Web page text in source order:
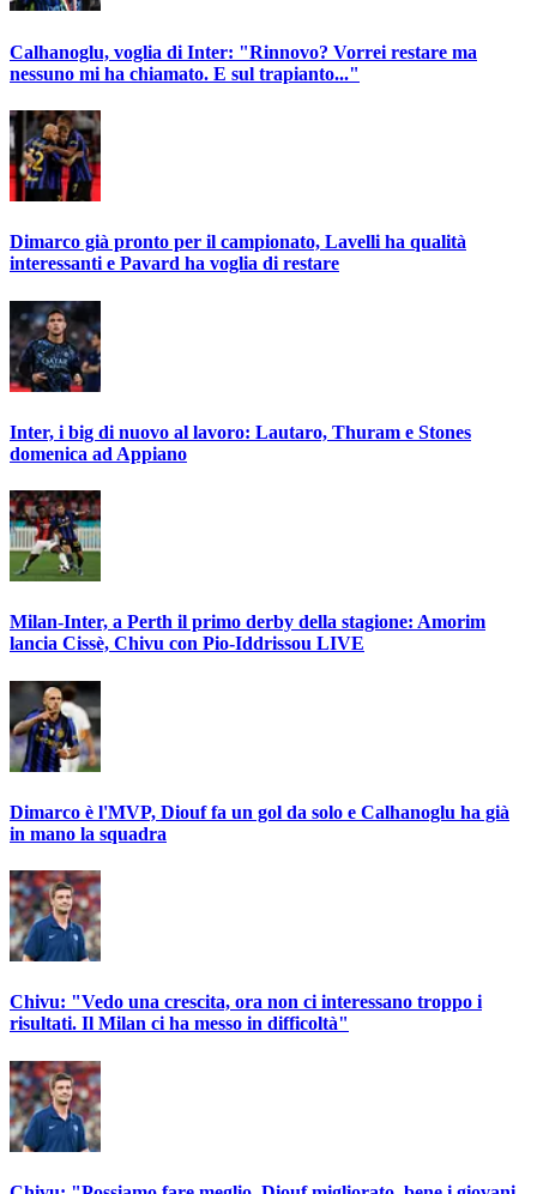
Calhanoglu, voglia di Inter: "Rinnovo? Vorrei restare ma
nessuno mi ha chiamato. E sul trapianto..."
Dimarco già pronto per il campionato, Lavelli ha qualità
interessanti e Pavard ha voglia di restare
Inter, i big di nuovo al lavoro: Lautaro, Thuram e Stones
domenica ad Appiano
Milan-Inter, a Perth il primo derby della stagione: Amorim
lancia Cissè, Chivu con Pio-Iddrissou LIVE
Dimarco è l'MVP, Diouf fa un gol da solo e Calhanoglu ha già
in mano la squadra
Chivu: "Vedo una crescita, ora non ci interessano troppo i
risultati. Il Milan ci ha messo in difficoltà"